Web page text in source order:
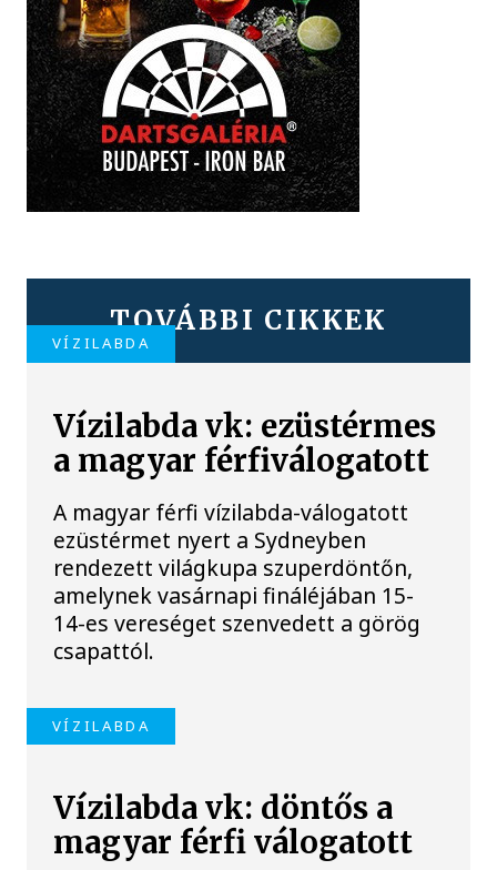
TOVÁBBI CIKKEK
VÍZILABDA
Vízilabda vk: ezüstérmes
a magyar férfiválogatott
A magyar férfi vízilabda-válogatott
ezüstérmet nyert a Sydneyben
rendezett világkupa szuperdöntőn,
amelynek vasárnapi fináléjában 15-
14-es vereséget szenvedett a görög
csapattól.
VÍZILABDA
Vízilabda vk: döntős a
magyar férfi válogatott